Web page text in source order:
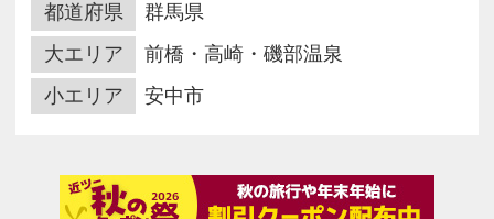
都道府県
群馬県
大エリア
前橋・高崎・磯部温泉
小エリア
安中市